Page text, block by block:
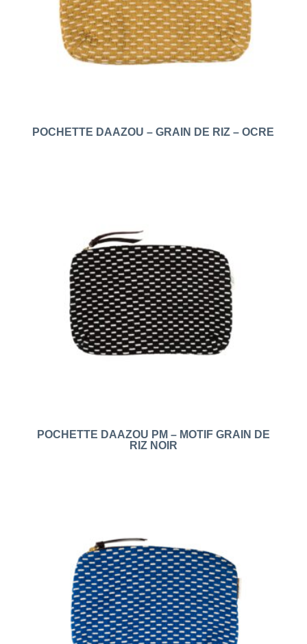
POCHETTE DAAZOU – GRAIN DE RIZ – OCRE
POCHETTE DAAZOU PM – MOTIF GRAIN DE
RIZ NOIR